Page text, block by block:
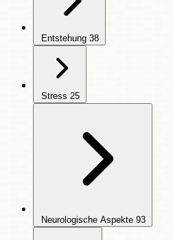
Entstehung 38
Stress 25
Neurologische Aspekte 93